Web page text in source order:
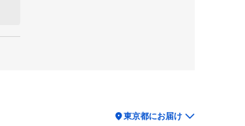
location_on東京都にお届け